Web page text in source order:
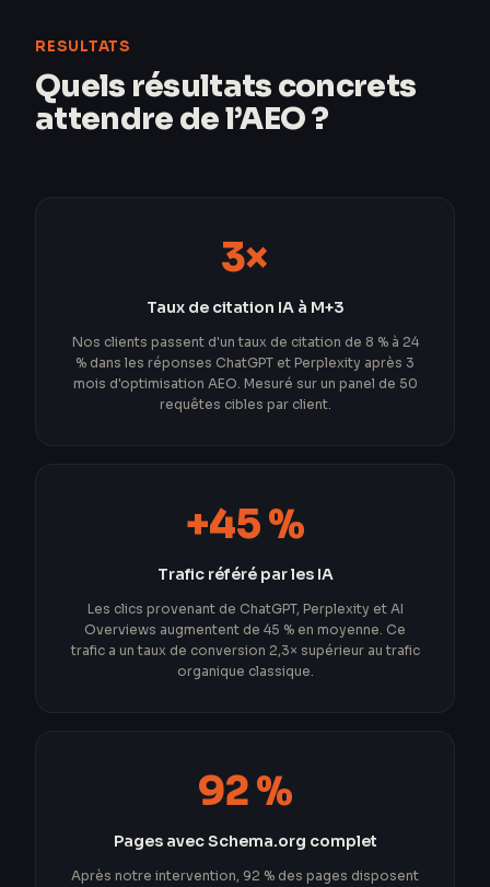
RESULTATS
Quels résultats concrets
attendre de l’AEO ?
3×
Taux de citation IA à M+3
Nos clients passent d'un taux de citation de 8 % à 24
% dans les réponses ChatGPT et Perplexity après 3
mois d'optimisation AEO. Mesuré sur un panel de 50
requêtes cibles par client.
+45 %
Trafic référé par les IA
Les clics provenant de ChatGPT, Perplexity et AI
Overviews augmentent de 45 % en moyenne. Ce
trafic a un taux de conversion 2,3× supérieur au trafic
organique classique.
92 %
Pages avec Schema.org complet
Après notre intervention, 92 % des pages disposent